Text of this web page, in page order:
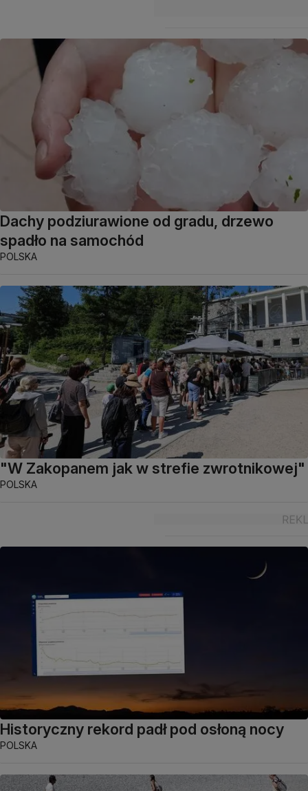
Dachy podziurawione od gradu, drzewo
spadło na samochód
POLSKA
"W Zakopanem jak w strefie zwrotnikowej"
POLSKA
Historyczny rekord padł pod osłoną nocy
POLSKA